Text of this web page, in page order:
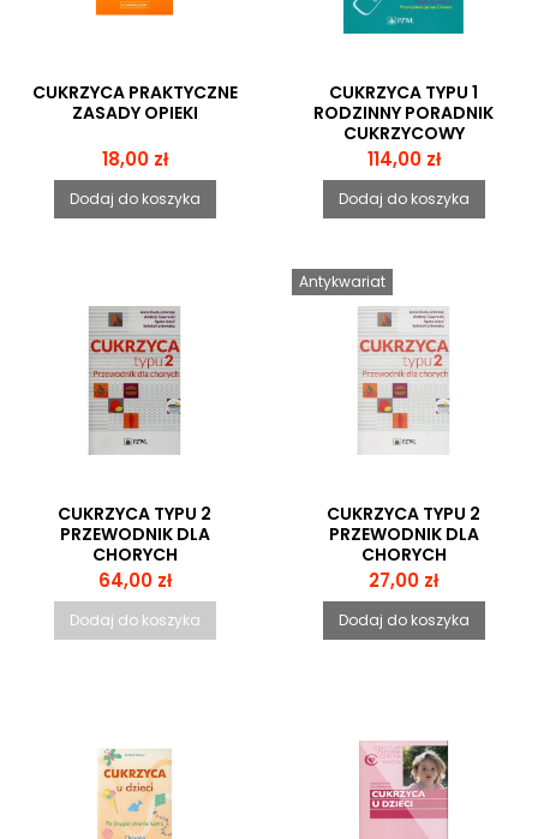
CUKRZYCA PRAKTYCZNE
ZASADY OPIEKI
Cena
18,00 zł
Dodaj do koszyka
CUKRZYCA TYPU 1
RODZINNY PORADNIK
CUKRZYCOWY
Cena
114,00 zł
Dodaj do koszyka
CUKRZYCA TYPU 2
PRZEWODNIK DLA
CHORYCH
Cena
64,00 zł
Dodaj do koszyka
Antykwariat
CUKRZYCA TYPU 2
PRZEWODNIK DLA
CHORYCH
Cena
27,00 zł
Dodaj do koszyka